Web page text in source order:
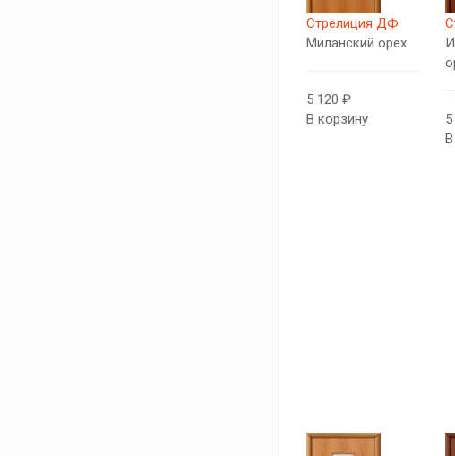
Стрелиция ДФ
Миланский орех
5 120 ₽
В корзину
В